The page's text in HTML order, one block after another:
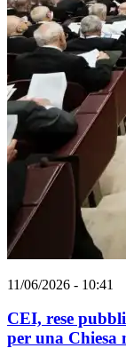
11/06/2026 - 10:41
CEI, rese
per una Chiesa